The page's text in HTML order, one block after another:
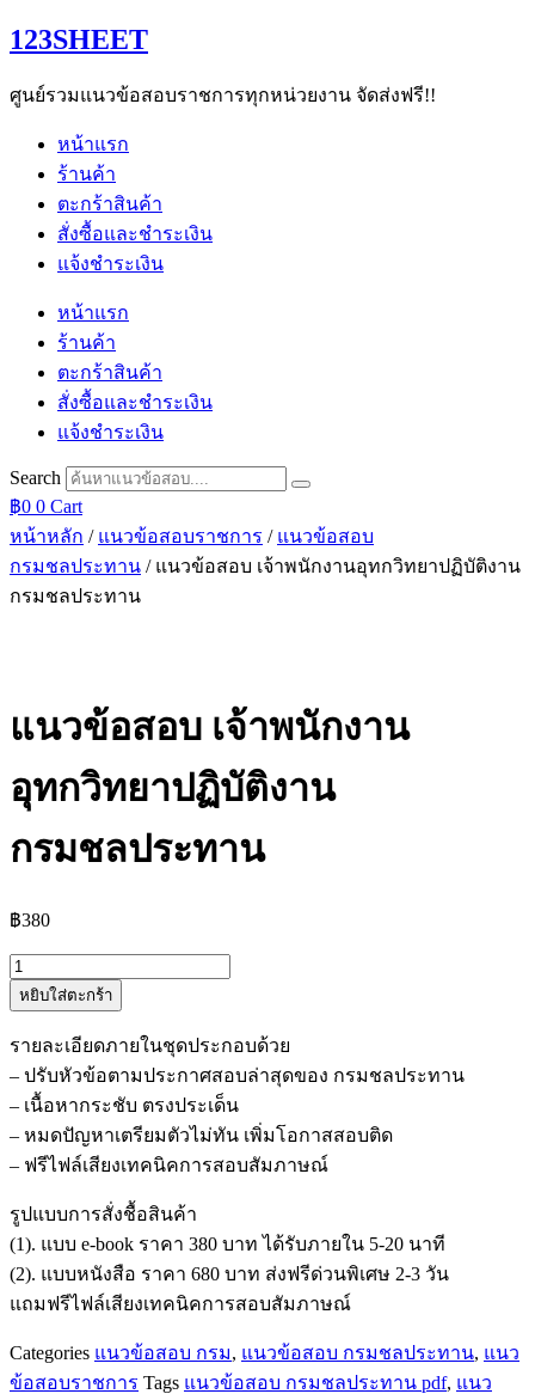
Skip
to
123SHEET
ศูนย์รวมแนวข้อสอบราชการทุกหน่วยงาน จัดส่งฟรี!!
หน้าแรก
ร้านค้า
ตะกร้าสินค้า
สั่งซื้อและชำระเงิน
แจ้งชำระเงิน
หน้าแรก
ร้านค้า
ตะกร้าสินค้า
สั่งซื้อและชำระเงิน
แจ้งชำระเงิน
Search
฿0 0 Cart
หน้าหลัก / แนวข้อสอบราชการ / แนวข้อสอบ
กรมชลประทาน / แนวข้อสอบ เจ้าพนักงานอุทกวิทยาปฏิบัติงาน
กรมชลประทาน
แนวข้อสอบ เจ้าพนักงาน
อุทกวิทยาปฏิบัติงาน
กรมชลประทาน
฿380
จำนวน
แนว
เจ้า
พนักงาน
อุทกวิทยา
ปฏิบัติ
งาน
กรมชลประทาน
ชิ้น
หยิบใส่ตะกร้า
รายละเอียดภายในชุดประกอบด้วย
– ปรับหัวข้อตามประกาศสอบล่าสุดของ กรมชลประทาน
– เนื้อหากระชับ ตรงประเด็น
– หมดปัญหาเตรียมตัวไม่ทัน เพิ่มโอกาสสอบติด
– ฟรีไฟล์เสียงเทคนิคการสอบสัมภาษณ์
รูปแบบการสั่งชื้อสินค้า
(1). แบบ e-book ราคา 380 บาท ได้รับภายใน 5-20 นาที
(2). แบบหนังสือ ราคา 680 บาท ส่งฟรีด่วนพิเศษ 2-3 วัน
แถมฟรีไฟล์เสียงเทคนิคการสอบสัมภาษณ์
Categories แนวข้อสอบ กรม, แนวข้อสอบ กรมชลประทาน, แนว
ข้อสอบราชการ Tags แนวข้อสอบ กรมชลประทาน pdf, แนว